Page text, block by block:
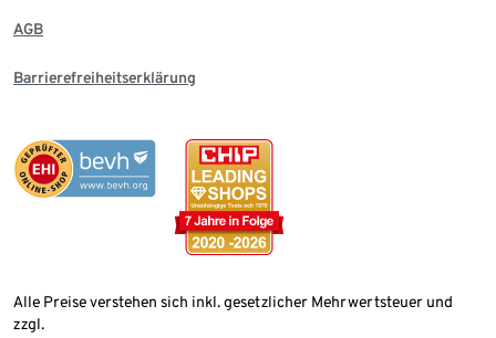
AGB
Barrierefreiheitserklärung
Alle Preise verstehen sich inkl. gesetzlicher Mehrwertsteuer und
zzgl.